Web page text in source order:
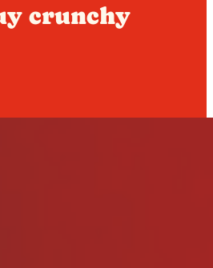
crunchy